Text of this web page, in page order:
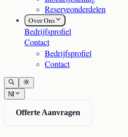
Reserveonderdelen
Over Ons
Bedrijfsprofiel
Contact
Bedrijfsprofiel
Contact
Nl
Offerte Aanvragen